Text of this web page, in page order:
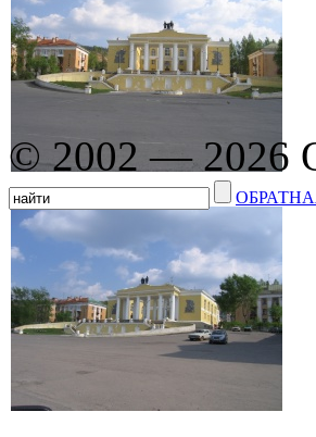
© 2002 — 2026